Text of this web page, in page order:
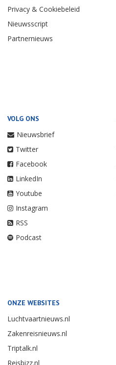
Privacy & Cookiebeleid
Nieuwsscript
Partnernieuws
VOLG ONS
Nieuwsbrief
Twitter
Facebook
LinkedIn
Youtube
Instagram
RSS
Podcast
ONZE WEBSITES
Luchtvaartnieuws.nl
Zakenreisnieuws.nl
Triptalk.nl
Reisbizz.nl